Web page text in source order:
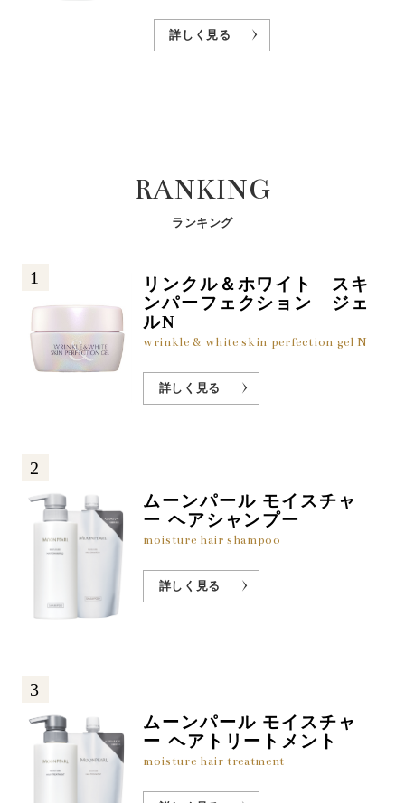
詳しく見る
RANKING
ランキング
1
リンクル＆ホワイト スキ
ンパーフェクション ジェ
ルN
wrinkle & white skin perfection gel N
詳しく見る
2
ムーンパール モイスチャ
ー ヘアシャンプー
moisture hair shampoo
詳しく見る
3
ムーンパール モイスチャ
ー ヘアトリートメント
moisture hair treatment